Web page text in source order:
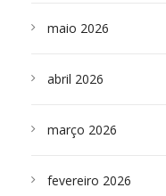
maio 2026
abril 2026
março 2026
fevereiro 2026